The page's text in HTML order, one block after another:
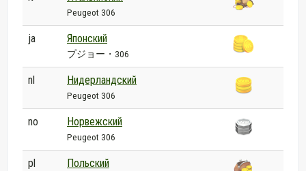
Peugeot 306
ja Японский
プジョー・306
nl Нидерландский
Peugeot 306
no Норвежский
Peugeot 306
pl Польский